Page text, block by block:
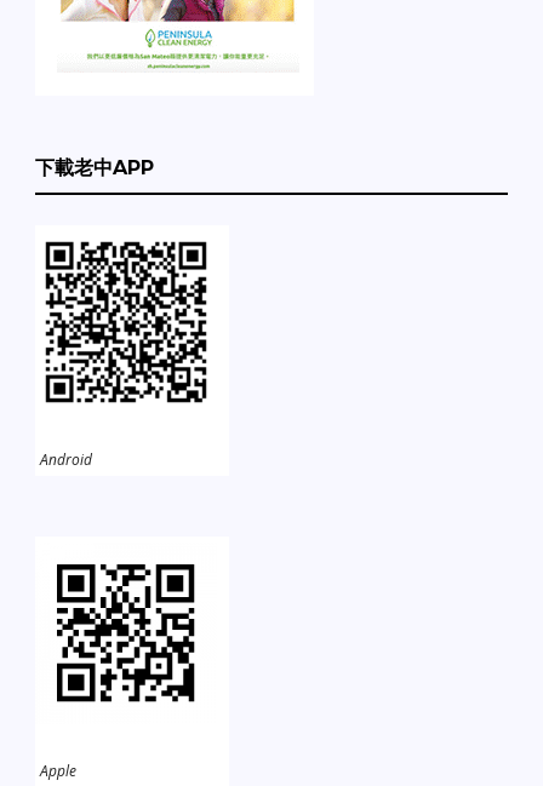
下載老中APP
Android
Apple